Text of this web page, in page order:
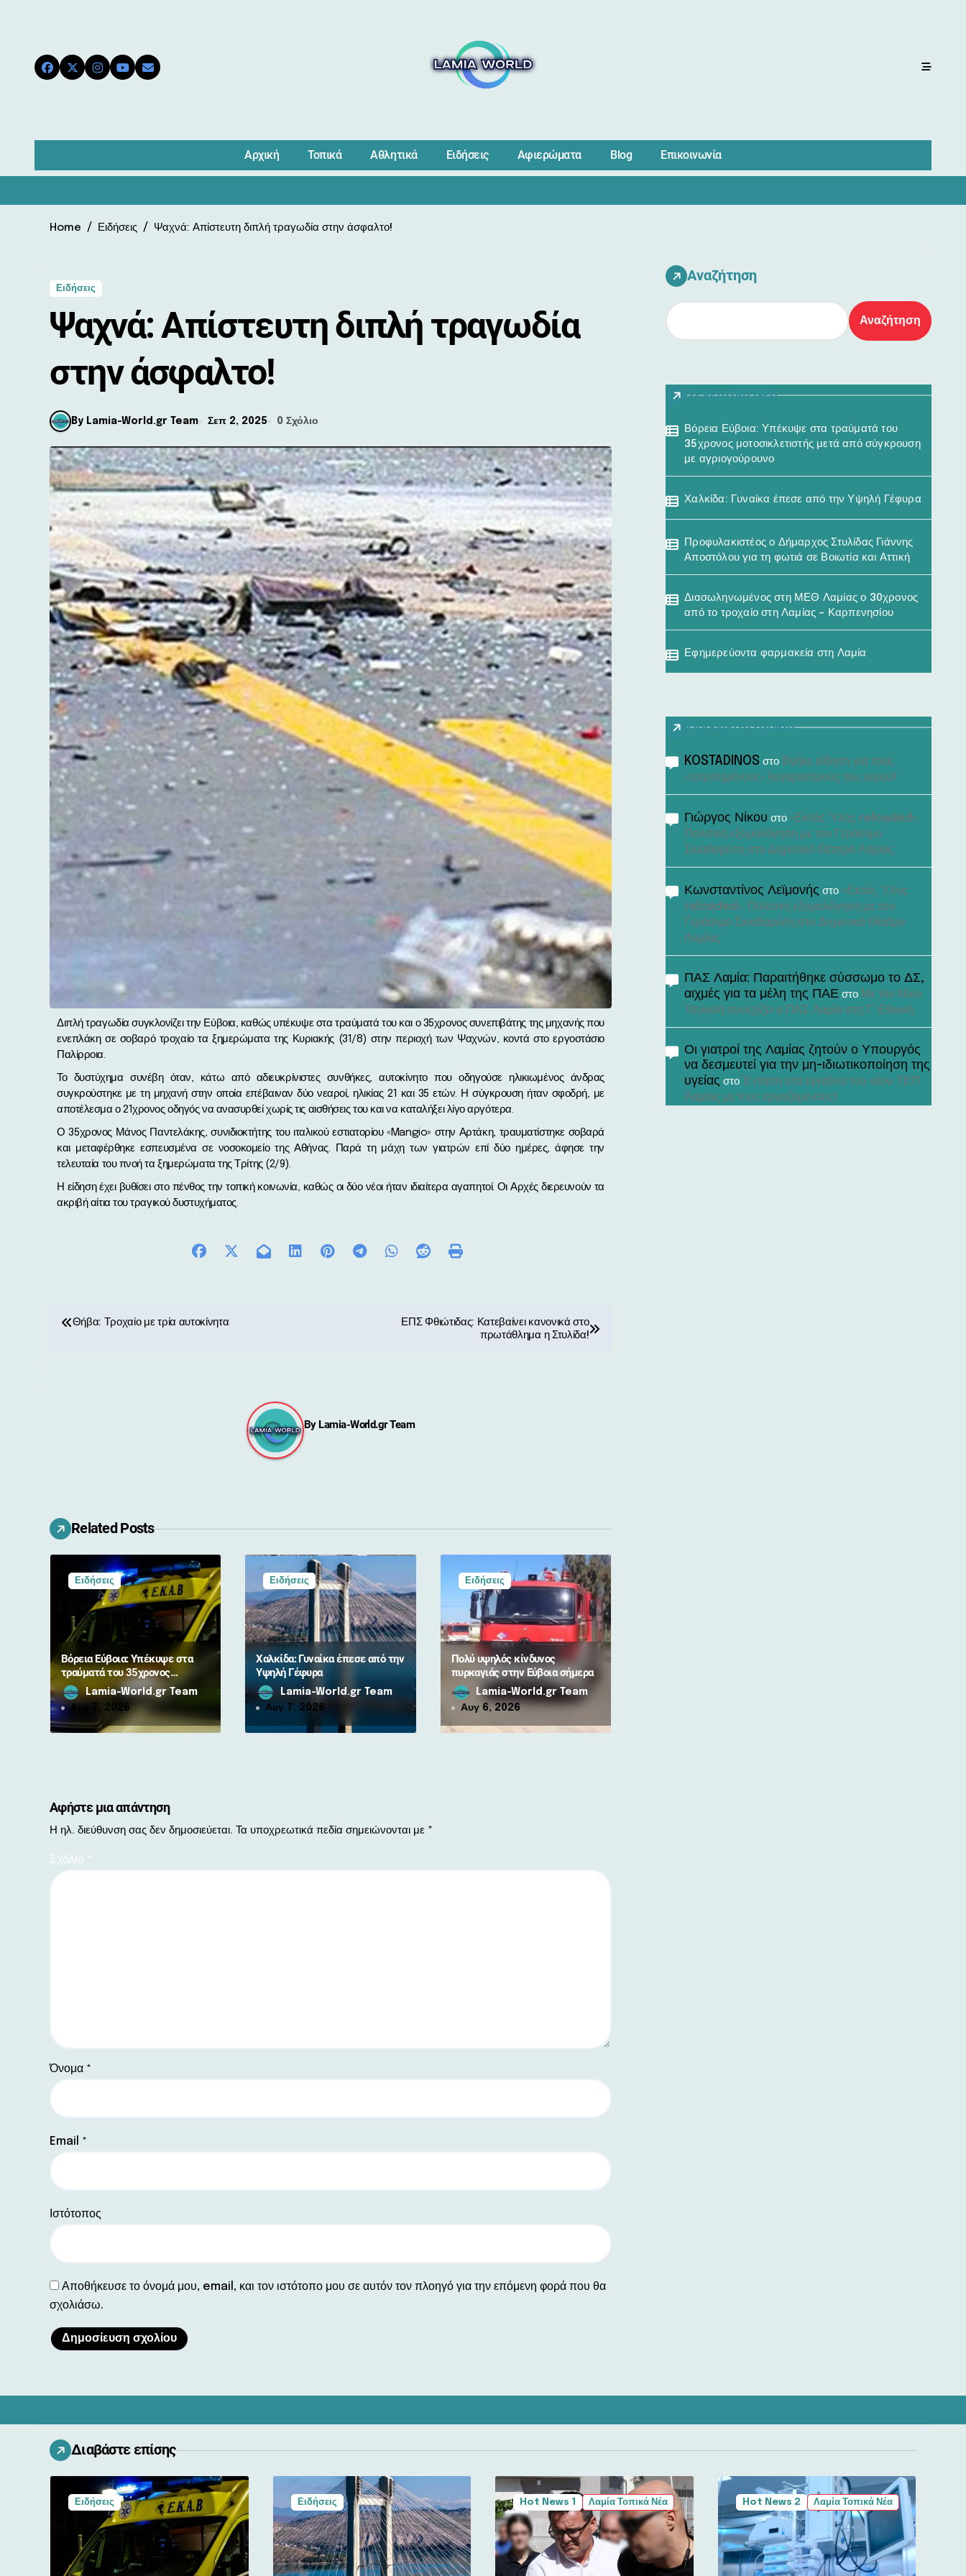
Αρχική Τοπικά Αθλητικά Ειδήσεις Αφιερώματα Blog Επικοινωνία
Home Ειδήσεις Ψαχνά: Απίστευτη διπλή τραγωδία στην άσφαλτο!
Ειδήσεις
Ψαχνά: Απίστευτη διπλή τραγωδία
στην άσφαλτο!
By Lamia-World.gr Team Σεπ 2, 2025 0 Σχόλιο
Διπλή τραγωδία συγκλονίζει την Εύβοια, καθώς υπέκυψε στα τραύματά του και ο 35χρονος συνεπιβάτης της μηχανής που
ενεπλάκη σε σοβαρό τροχαίο τα ξημερώματα της Κυριακής (31/8) στην περιοχή των Ψαχνών, κοντά στο εργοστάσιο
Παλίρροια.
Το δυστύχημα συνέβη όταν, κάτω από αδιευκρίνιστες συνθήκες, αυτοκίνητο που οδηγούσε ηλικιωμένος άνδρας
συγκρούστηκε με τη μηχανή στην οποία επέβαιναν δύο νεαροί, ηλικίας 21 και 35 ετών. Η σύγκρουση ήταν σφοδρή, με
αποτέλεσμα ο 21χρονος οδηγός να ανασυρθεί χωρίς τις αισθήσεις του και να καταλήξει λίγο αργότερα.
Ο 35χρονος Μάνος Παντελάκης, συνιδιοκτήτης του ιταλικού εστιατορίου «Mangio» στην Αρτάκη, τραυματίστηκε σοβαρά
και μεταφέρθηκε εσπευσμένα σε νοσοκομείο της Αθήνας. Παρά τη μάχη των γιατρών επί δύο ημέρες, άφησε την
τελευταία του πνοή τα ξημερώματα της Τρίτης (2/9).
Η είδηση έχει βυθίσει στο πένθος την τοπική κοινωνία, καθώς οι δύο νέοι ήταν ιδιαίτερα αγαπητοί. Οι Αρχές διερευνούν τα
ακριβή αίτια του τραγικού δυστυχήματος.
Π
η
ά
ω
ν
Θήβα: Τροχαίο με τρία αυτοκίνητα
ΕΠΣ Φθιώτιδας: Κατεβαίνει κανονικά στο
πρωτάθλημα η Στυλίδα!
By Lamia-World.gr Team
Related Posts
Ειδήσεις
Βόρεια Εύβοια: Υπέκυψε στα
τραύματά του 35χρονος
μοτοσικλετιστής μετά από
σύγκρουση με αγριογούρουνο
Lamia-World.gr Team
Αυγ 7, 2026
Ειδήσεις
Χαλκίδα: Γυναίκα έπεσε από την
Υψηλή Γέφυρα
Lamia-World.gr Team
Αυγ 7, 2026
Ειδήσεις
Πολύ υψηλός κίνδυνος
πυρκαγιάς στην Εύβοια σήμερα
Lamia-World.gr Team
Αυγ 6, 2026
Αφήστε μια απάντηση
Η ηλ. διεύθυνση σας δεν δημοσιεύεται. Τα υποχρεωτικά πεδία σημειώνονται με *
Σχόλιο *
Όνομα *
Email *
Ιστότοπος
Αποθήκευσε το όνομά μου, email, και τον ιστότοπο μου σε αυτόν τον πλοηγό για την επόμενη φορά που θα
σχολιάσω.
Αναζήτηση
Αναζήτηση
Τελευταία Νέα
Βόρεια Εύβοια: Υπέκυψε στα τραύματά του
35χρονος μοτοσικλετιστής μετά από σύγκρουση
με αγριογούρουνο
Χαλκίδα: Γυναίκα έπεσε από την Υψηλή Γέφυρα
Προφυλακιστέος ο Δήμαρχος Στυλίδας Γιάννης
Αποστόλου για τη φωτιά σε Βοιωτία και Αττική
Διασωληνωμένος στη ΜΕΘ Λαμίας ο 30χρονος
από το τροχαίο στη Λαμίας – Καρπενησίου
Εφημερεύοντα φαρμακεία στη Λαμία
Πρόσφατα σχόλια
KOSTADINOS στο Βγήκε είδηση για τους
«τσιμπημένους» λογαριασμούς του νερού!
Γιώργος Νίκου στο «Εκτός Ύλης reloaded»:
Πολιτική εξομολόγηση με τον Γεράσιμο
Σκιαδαρέση στο Δημοτικό Θέατρο Λαμίας
Κωνσταντίνος Λεϊμονής στο «Εκτός Ύλης
reloaded»: Πολιτική εξομολόγηση με τον
Γεράσιμο Σκιαδαρέση στο Δημοτικό Θέατρο
Λαμίας
ΠΑΣ Λαμία: Παραιτήθηκε σύσσωμο το ΔΣ,
αιχμές για τα μέλη της ΠΑΕ στο Με τον Νίκο
Τσιλαλή συνεχίζει ο ΠΑΣ Λαμία στη Γ’ Εθνική
Οι γιατροί της Λαμίας ζητούν ο Υπουργός
να δεσμευτεί για την μη-ιδιωτικοποίηση της
υγείας στο Ένταση στα εγκαίνια του νέου ΤΕΠ
Λαμίας με τους εργαζόμενους!
Διαβάστε επίσης
Ειδήσεις Ειδήσεις Hot News 1 Λαμία Τοπικά Νέα Hot News 2 Λαμία Τοπικά Νέα